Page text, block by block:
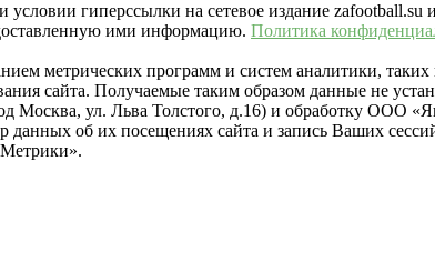
гиперссылки на сетевое издание
ими информацию. Политика
метрических программ и систем аналитики,
сайта. Получаемые таким образом данные не
Москва, ул. Льва Толстого, д.16) и обработку ООО
об их посещениях сайта и запись Ваших